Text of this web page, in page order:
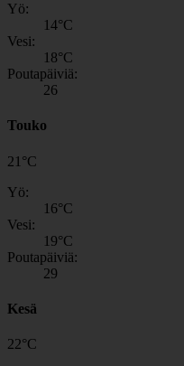
Yö:
14°C
Vesi:
18°C
Poutapäiviä:
26
Touko
21 °C
Yö:
16°C
Vesi:
19°C
Poutapäiviä:
29
Kesä
22°C